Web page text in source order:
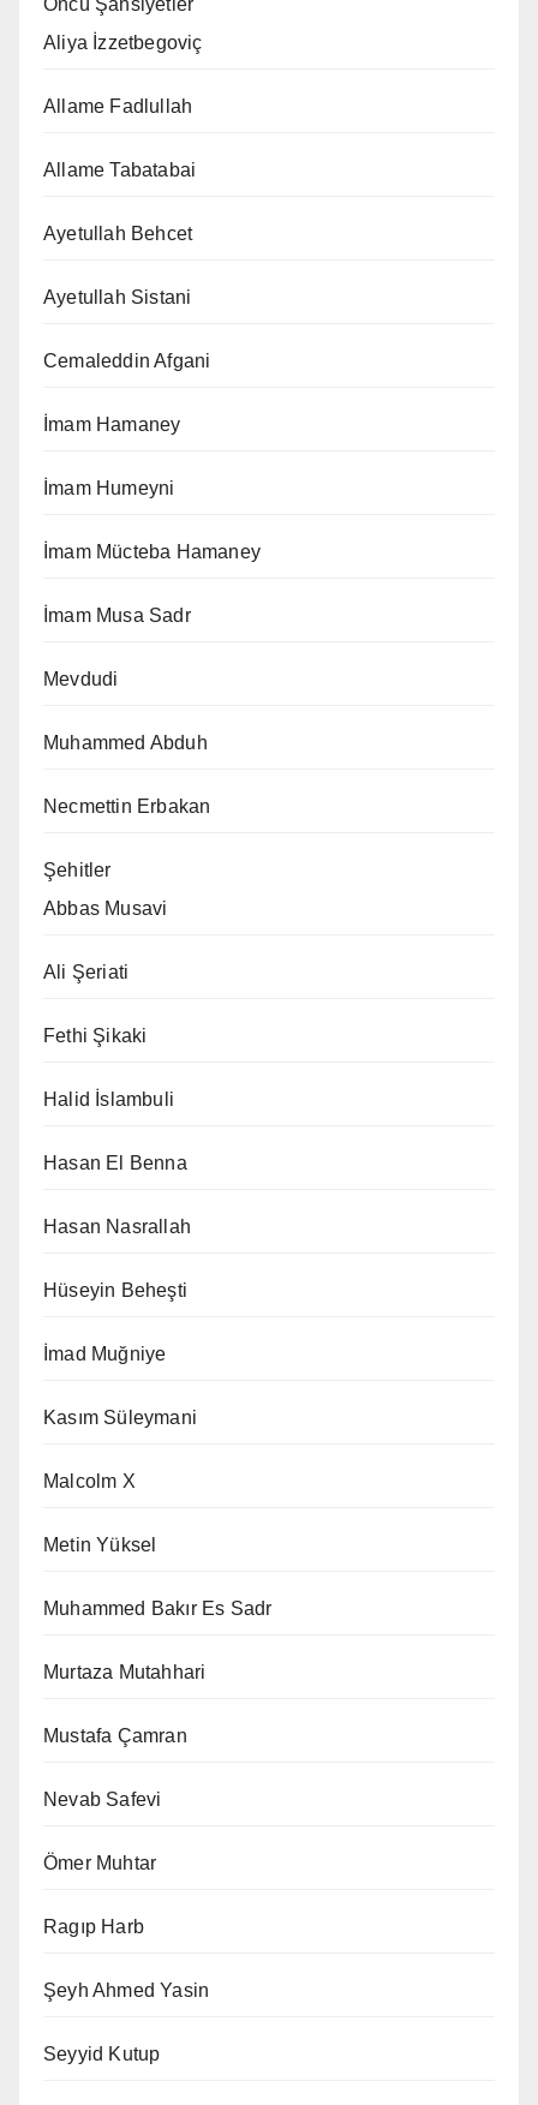
Aliya İzzetbegoviç
Allame Fadlullah
Allame Tabatabai
Ayetullah Behcet
Ayetullah Sistani
Cemaleddin Afgani
İmam Hamaney
İmam Humeyni
İmam Mücteba Hamaney
İmam Musa Sadr
Mevdudi
Muhammed Abduh
Necmettin Erbakan
Şehitler
Abbas Musavi
Ali Şeriati
Fethi Şikaki
Halid İslambuli
Hasan El Benna
Hasan Nasrallah
Hüseyin Beheşti
İmad Muğniye
Kasım Süleymani
Malcolm X
Metin Yüksel
Muhammed Bakır Es Sadr
Murtaza Mutahhari
Mustafa Çamran
Nevab Safevi
Ömer Muhtar
Ragıp Harb
Şeyh Ahmed Yasin
Seyyid Kutup